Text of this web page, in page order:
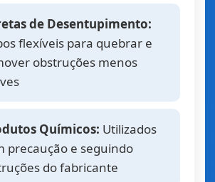
de Desentupimento:
flexíveis para quebrar e
obstruções menos
Químicos: Utilizados
precaução e seguindo
do fabricante